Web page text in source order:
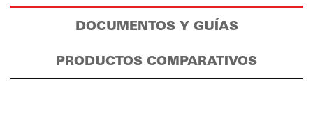
DOCUMENTOS Y GUÍAS
PRODUCTOS COMPARATIVOS